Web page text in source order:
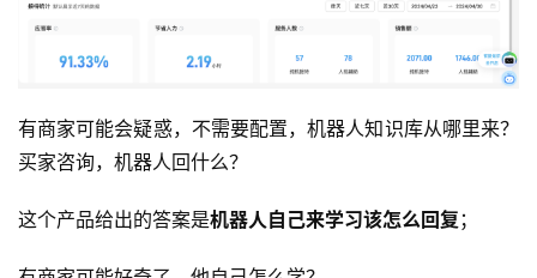
有商家可能会疑惑，不需要配置，机器人知识库从哪里来？
买家咨询，机器人回什么？
这个产品给出的答案是机器人自己来学习该怎么回复 ；